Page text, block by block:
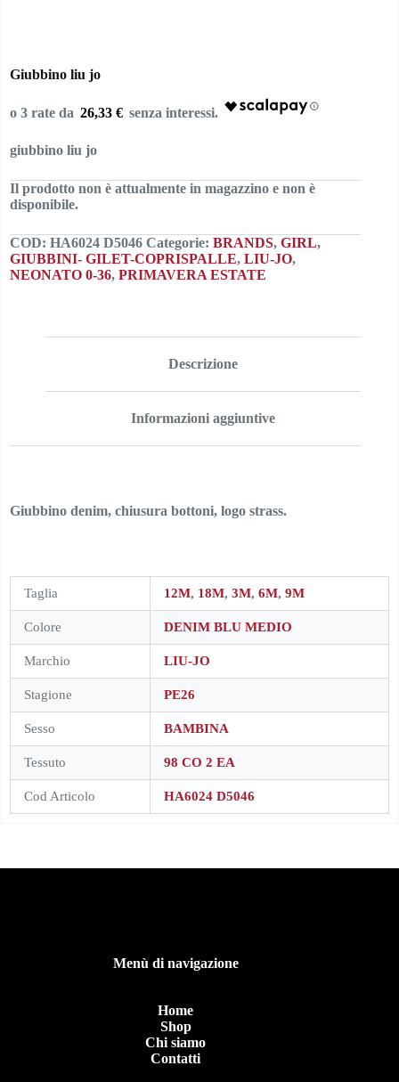
Giubbino liu jo
26,33 €
giubbino liu jo
Il prodotto non è attualmente in magazzino e non è
disponibile.
COD: HA6024 D5046 Categorie: BRANDS, GIRL,
GIUBBINI- GILET-COPRISPALLE, LIU-JO,
NEONATO 0-36, PRIMAVERA ESTATE
Descrizione
Informazioni aggiuntive
Giubbino denim, chiusura bottoni, logo strass.
Taglia 12M, 18M, 3M, 6M, 9M
Colore DENIM BLU MEDIO
Marchio LIU-JO
Stagione PE26
Sesso BAMBINA
Tessuto 98 CO 2 EA
Cod Articolo HA6024 D5046
Menù di navigazione
Home
Shop
Chi siamo
Contatti